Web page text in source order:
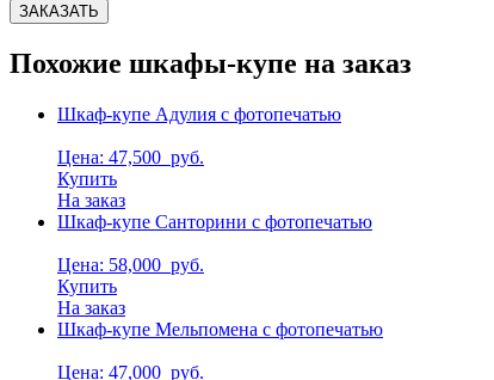
Похожие шкафы-купе на заказ
Шкаф-купе Адулия с фотопечатью
Цена: 47,500 руб.
Купить
На заказ
Шкаф-купе Санторини с фотопечатью
Цена: 58,000 руб.
Купить
На заказ
Шкаф-купе Мельпомена с фотопечатью
Цена: 47,000 руб.